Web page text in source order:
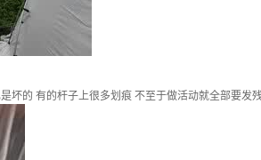
坏的 有的杆子上很多划痕 不至于做活动就全部要发